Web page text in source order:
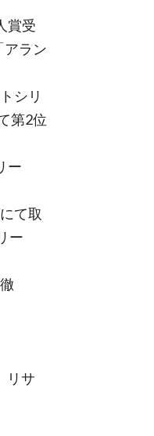
賞受
アラン
シリ
第2位
ー
て取
ー
リサ